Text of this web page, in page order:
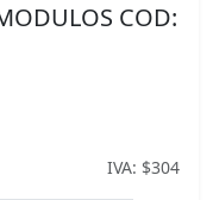
COD:
IVA: $304